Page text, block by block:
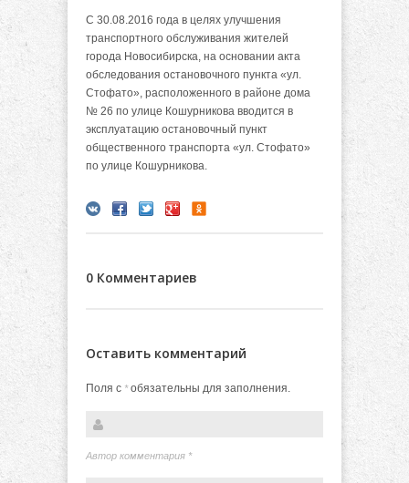
С 30.08.2016 года в целях улучшения
транспортного обслуживания жителей
города Новосибирска, на основании акта
обследования остановочного пункта «ул.
Стофато», расположенного в районе дома
№ 26 по улице Кошурникова вводится в
эксплуатацию остановочный пункт
общественного транспорта «ул. Стофато»
по улице Кошурникова.
0 Комментариев
Оставить комментарий
Поля с *обязательны для заполнения.
Автор комментария *